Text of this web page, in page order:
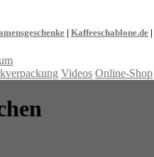
| Kaffeeschablone.de |
Videos Online-Shop